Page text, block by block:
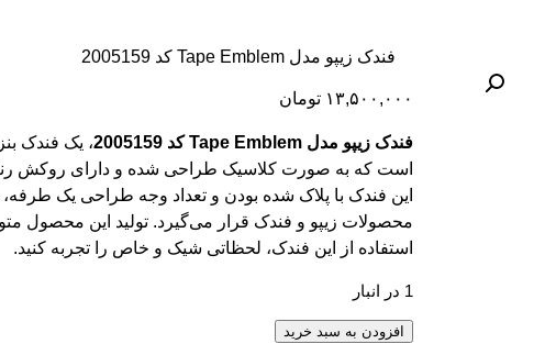
فندک زیپو مدل Tape Emblem کد 2005159
۱۳,۵۰۰,۰۰۰ تومان
فندک زیپو مدل Tape Emblem کد 2005159
، یک فندک
است که به صورت کلاسیک طراحی شده و دارای روکش
این فندک با پلاک شده بودن و تعداد وجه طراحی یک
محصولات زیپو و فندک قرار می‌گیرد. تولید این محصول
استفاده از این فندک، لحظاتی شیک و خاص را تجربه کنید.
1 در انبار
فندک زیپو مدل Tape Emblem کد 2005159 عدد
افزودن به سبد خرید